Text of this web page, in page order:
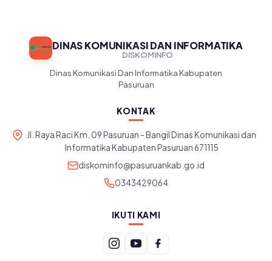
DINAS KOMUNIKASI DAN INFORMATIKA
DISKOMINFO
Dinas Komunikasi Dan Informatika Kabupaten
Pasuruan
KONTAK
Jl. Raya Raci Km. 09 Pasuruan - Bangil Dinas Komunikasi dan
Informatika Kabupaten Pasuruan 671115
diskominfo@pasuruankab.go.id
0343429064
IKUTI KAMI